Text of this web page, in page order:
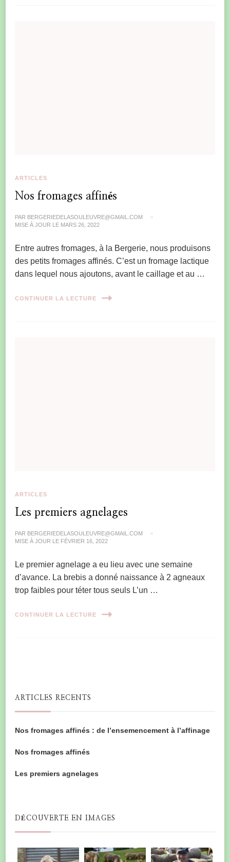
ARTICLES
Nos fromages affinés
PAR BERGERIEDELASOULEUVRE@GMAIL.COM
MISE À JOUR LE MARS 26, 2022
Entre autres fromages, à la Bergerie, nous produisons
des petits fromages affinés. C’est un fromage lactique
dans lequel nous ajoutons, avant le caillage et au …
CONTINUER LA LECTURE
ARTICLES
Les premiers agnelages
PAR BERGERIEDELASOULEUVRE@GMAIL.COM
MISE À JOUR LE FÉVRIER 16, 2022
Le premier agnelage a eu lieu avec une semaine
d’avance. La brebis a donné naissance à 2 agneaux
trop faibles pour téter tous seuls L’un …
CONTINUER LA LECTURE
ARTICLES RECENTS
Nos fromages affinés : de l’ensemencement à l’affinage
Nos fromages affinés
Les premiers agnelages
DÉCOUVERTE EN IMAGES